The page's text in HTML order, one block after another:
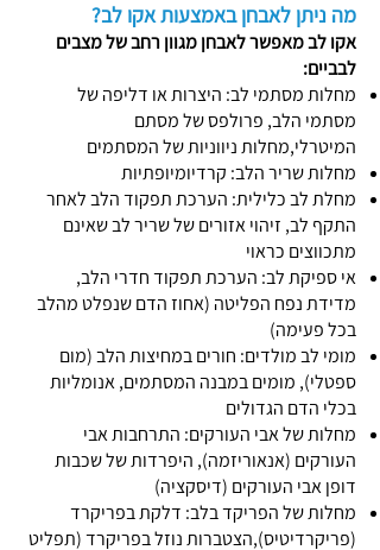
מה ניתן לאבחן באמצעות אקו לב?
אקו לב מאפשר לאבחן מגוון רחב של מצבים
לבביים:
מחלות מסתמי לב: היצרות או דליפה של
מסתמי הלב, פרולפס של מסתם
המיטרלי,מחלות ניווניות של המסתמים
מחלות שריר הלב: קרדיומיופתיות
מחלת לב כלילית: הערכת תפקוד הלב לאחר
התקף לב, זיהוי אזורים של שריר לב שאינם
מתכווצים כראוי
אי ספיקת לב: הערכת תפקוד חדרי הלב,
מדידת נפח הפליטה (אחוז הדם שנפלט מהלב
בכל פעימה)
מומי לב מולדים: חורים במחיצות הלב (מום
ספטלי), מומים במבנה המסתמים, אנומליות
בכלי הדם הגדולים
מחלות של אבי העורקים: התרחבות אבי
העורקים (אנאוריזמה), היפרדות של שכבות
דופן אבי העורקים (דיסקציה)
מחלות של הפריקד בלב: דלקת בפריקרד
(פריקרדיטיס),הצטברות נוזל בפריקרד (תפליט